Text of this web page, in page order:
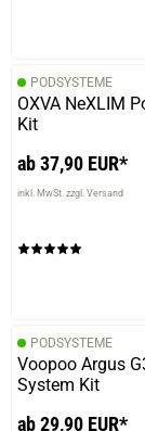
Super
agent ????
Die
PODSYSTEME
OXVA NeXLIM
Kit
ab 37,90 EUR*
inkl. MwSt. zzgl. Versand
PODSYSTEME
Voopoo Argus
System Kit
ab 29,90 EUR*